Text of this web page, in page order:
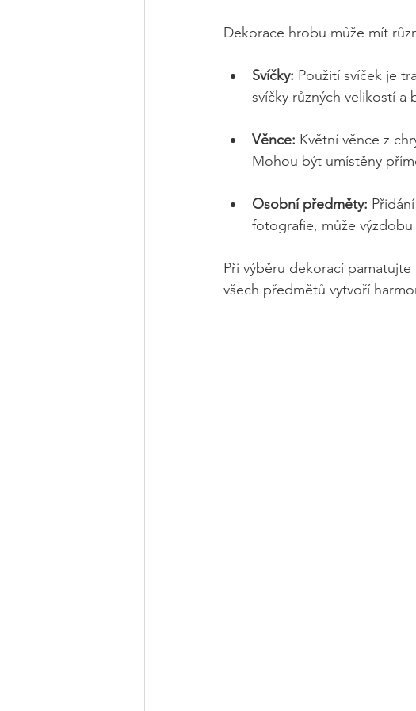
Dekorace hrobu může mít
Svíčky: Použití svíček je
svíčky různých velikostí a
Věnce: Květní věnce z
Mohou být umístěny
Osobní předměty:
fotografie, může
Při výběru dekorací
všech předmětů vytvoří